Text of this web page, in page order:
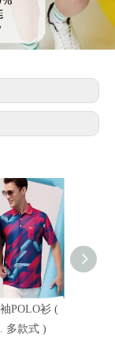
POLO衫 (
多款式 )